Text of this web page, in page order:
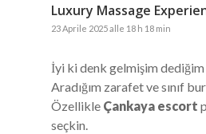
Luxury Massage
23 Aprile 2025 alle 18 h 18 min
İyi ki denk gelmişim
Aradığım zarafet ve sınıf
Özellikle Çankaya escort
seçkin.